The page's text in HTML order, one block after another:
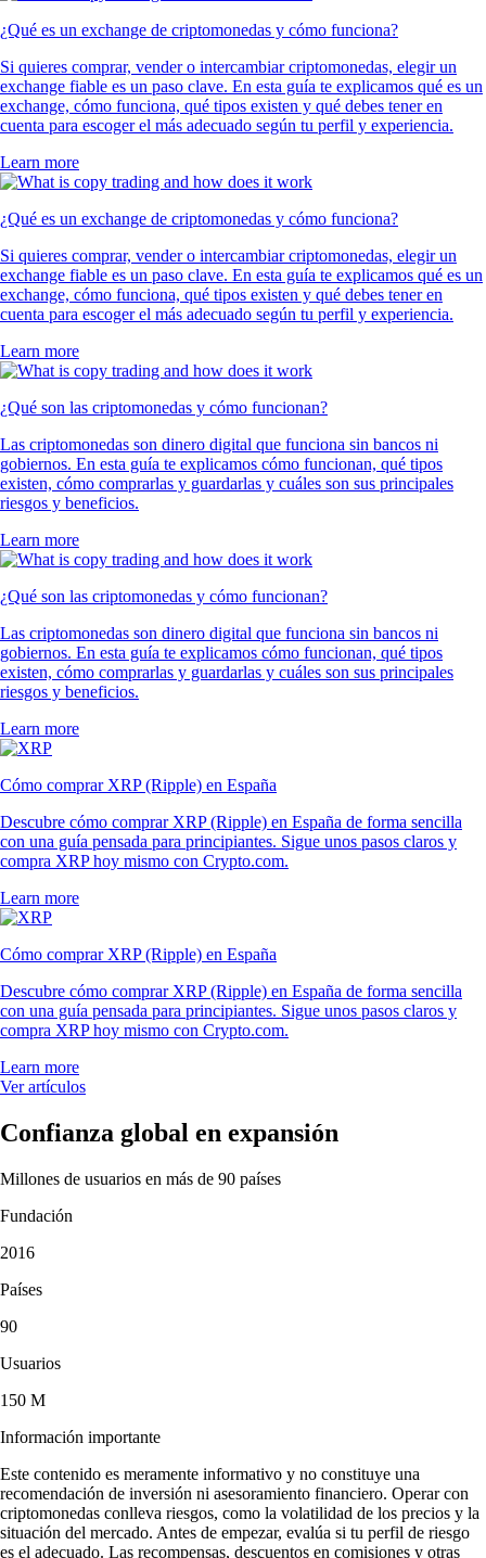
¿Qué es un exchange de criptomonedas y cómo funciona?
Si quieres comprar, vender o intercambiar criptomonedas, elegir un
exchange fiable es un paso clave. En esta guía te explicamos qué es un
exchange, cómo funciona, qué tipos existen y qué debes tener en
cuenta para escoger el más adecuado según tu perfil y experiencia.
Learn more
¿Qué es un exchange de criptomonedas y cómo funciona?
Si quieres comprar, vender o intercambiar criptomonedas, elegir un
exchange fiable es un paso clave. En esta guía te explicamos qué es un
exchange, cómo funciona, qué tipos existen y qué debes tener en
cuenta para escoger el más adecuado según tu perfil y experiencia.
Learn more
¿Qué son las criptomonedas y cómo funcionan?
Las criptomonedas son dinero digital que funciona sin bancos ni
gobiernos. En esta guía te explicamos cómo funcionan, qué tipos
existen, cómo comprarlas y guardarlas y cuáles son sus principales
riesgos y beneficios.
Learn more
¿Qué son las criptomonedas y cómo funcionan?
Las criptomonedas son dinero digital que funciona sin bancos ni
gobiernos. En esta guía te explicamos cómo funcionan, qué tipos
existen, cómo comprarlas y guardarlas y cuáles son sus principales
riesgos y beneficios.
Learn more
Cómo comprar XRP (Ripple) en España
Descubre cómo comprar XRP (Ripple) en España de forma sencilla
con una guía pensada para principiantes. Sigue unos pasos claros y
compra XRP hoy mismo con Crypto.com.
Learn more
Cómo comprar XRP (Ripple) en España
Descubre cómo comprar XRP (Ripple) en España de forma sencilla
con una guía pensada para principiantes. Sigue unos pasos claros y
compra XRP hoy mismo con Crypto.com.
Learn more
Ver artículos
Confianza global en expansión
Millones de usuarios en más de 90 países
Fundación
2016
Países
90
Usuarios
150 M
Información importante
Este contenido es meramente informativo y no constituye una
recomendación de inversión ni asesoramiento financiero. Operar con
criptomonedas conlleva riesgos, como la volatilidad de los precios y la
situación del mercado. Antes de empezar, evalúa si tu perfil de riesgo
es el adecuado. Las recompensas, descuentos en comisiones y otras